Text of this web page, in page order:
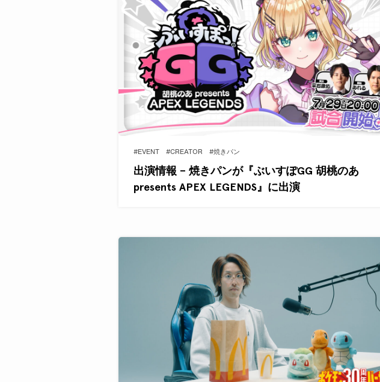
#EVENT #CREATOR #焼きパン
出演情報 – 焼きパンが『ぶいすぽGG 胡桃のあ
presents APEX LEGENDS』に出演